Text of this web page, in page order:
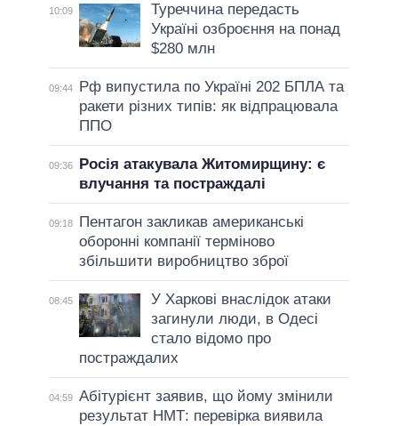
10:09
Туреччина передасть
Україні озброєння на понад
$280 млн
09:44
Рф випустила по Україні 202 БПЛА та
ракети різних типів: як відпрацювала
ППО
09:36
Росія атакувала Житомирщину: є
влучання та постраждалі
09:18
Пентагон закликав американські
оборонні компанії терміново
збільшити виробництво зброї
08:45
У Харкові внаслідок атаки
загинули люди, в Одесі
стало відомо про
постраждалих
04:59 Абітурієнт заявив, що йому змінили
результат НМТ: перевірка виявила